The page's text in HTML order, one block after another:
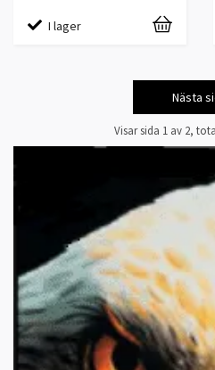
I lager
Nästa
Visar sida 1 av 2,